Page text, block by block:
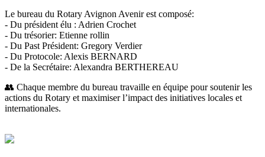
Le bureau du Rotary Avignon Avenir est composé:
- Du président élu : Adrien Crochet
- Du trésorier: Etienne rollin
- Du Past Président: Gregory Verdier
- Du Protocole: Alexis BERNARD
- De la Secrétaire: Alexandra BERTHEREAU
👥 Chaque membre du bureau travaille en équipe pour soutenir les
actions du Rotary et maximiser l’impact des initiatives locales et
internationales.